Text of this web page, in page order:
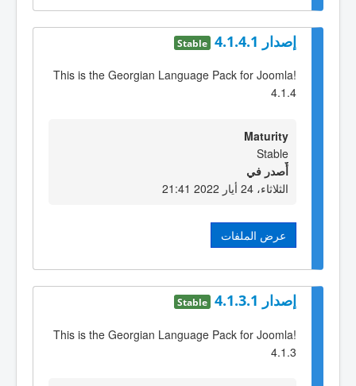
إصدار 4.1.4.1 Stable
This is the Georgian Language Pack for Joomla!
4.1.4
Maturity
Stable
أٌصدر في
الثلاثاء، 24 أيار 2022 21:41
عرض الملفات
إصدار 4.1.3.1 Stable
This is the Georgian Language Pack for Joomla!
4.1.3